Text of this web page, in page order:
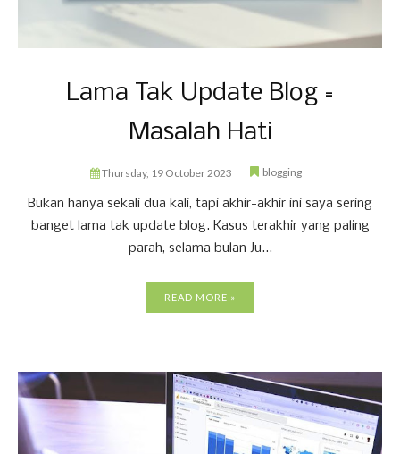
Lama Tak Update Blog =
Masalah Hati
Thursday, 19 October 2023 blogging
Bukan hanya sekali dua kali, tapi akhir-akhir ini saya sering
banget lama tak update blog. Kasus terakhir yang paling
parah, selama bulan Ju...
READ MORE »